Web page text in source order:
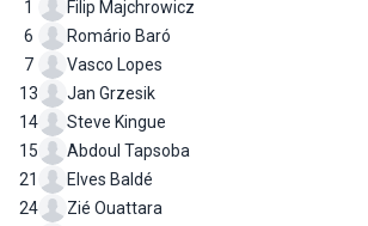
1
Filip Majchrowicz
6
Romário Baró
7
Vasco Lopes
13
Jan Grzesik
14
Steve Kingue
15
Abdoul Tapsoba
21
Elves Baldé
24
Zié Ouattara